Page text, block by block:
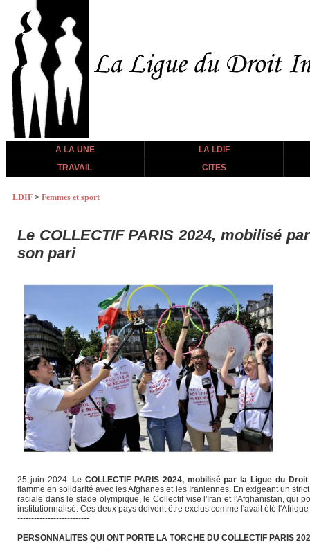
A LA UNE
LA LDIF
TRAVAIL
CITES
LDIF > Femmes et sport
Le COLLECTIF PARIS 2024, mobilisé
son pari
25 juin 2024.Le COLLECTIF PARIS 2024, mobilisé par la Ligue du
flamme en solidarité avec les Afghanes et les Iraniennes. En exigeant un
raciale dans le stade olympique, le Collectif vise l'Iran et l'Afghanistan, qui
institutionnalisé. Ces deux pays doivent être exclus comme l'avait été
--------------------------
PERSONNALITES QUI ONT PORTE LA TORCHE DU COLLECTIF PARIS